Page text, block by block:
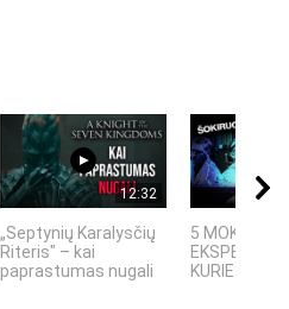
12:32
„Septynių Karalysčių
Riteris" – kai
paprastumas nugali
5 MOKSLINIAI
KURIE